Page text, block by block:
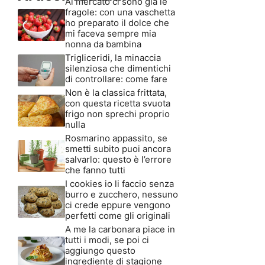
fragole: con una vaschetta
ho preparato il dolce che
mi faceva sempre mia
nonna da bambina
Trigliceridi, la minaccia
silenziosa che dimentichi
di controllare: come fare
Non è la classica frittata,
con questa ricetta svuota
frigo non sprechi proprio
nulla
Rosmarino appassito, se
smetti subito puoi ancora
salvarlo: questo è l’errore
che fanno tutti
I cookies io li faccio senza
burro e zucchero, nessuno
ci crede eppure vengono
perfetti come gli originali
A me la carbonara piace in
tutti i modi, se poi ci
aggiungo questo
ingrediente di stagione